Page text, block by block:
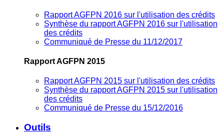
Rapport AGFPN 2016 sur l'utilisation des crédits
Synthèse du rapport AGFPN 2016 sur l'utilisation
des crédits
Communiqué de Presse du 11/12/2017
Rapport AGFPN 2015
Rapport AGFPN 2015 sur l'utilisation des crédits
Synthèse du rapport AGFPN 2015 sur l'utilisation
des crédits
Communiqué de Presse du 15/12/2016
Outils